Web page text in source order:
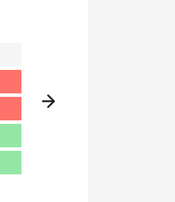
14